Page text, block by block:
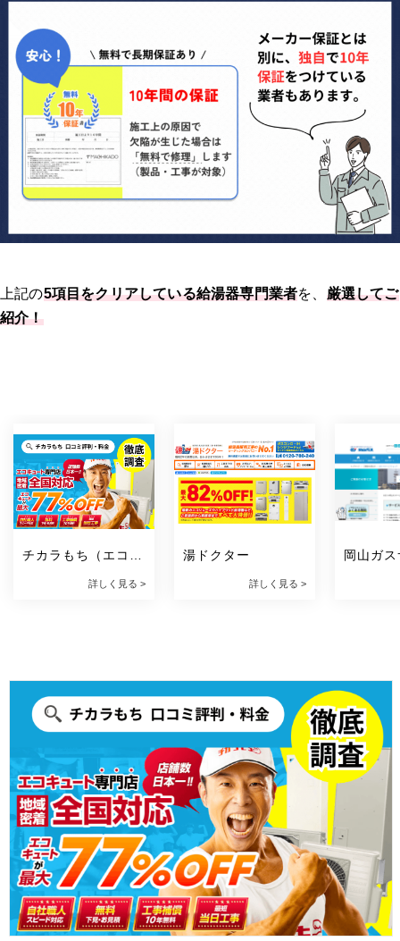
上記の5項目をクリアしている給湯器専門業者を、 厳選してご
紹介！
チカラもち（エコキ
詳しく見る >
湯ドクター
詳しく見る >
岡山ガ